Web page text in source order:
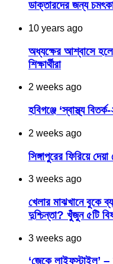
ডাক্তারদের জন্য
10 years ago
অধ্যক্ষের আশ্বাসে
শিক্ষার্থীরা
2 weeks ago
হবিগঞ্জে ‘স্বাস্থ্য
2 weeks ago
সিঙ্গাপুরের ফিরিয়ে
3 weeks ago
খেলার মাঝখানে বুকে
দুশ্চিন্তা? খুঁজুন ৫টি
3 weeks ago
‘জেকে লাইফস্টাইল’ –